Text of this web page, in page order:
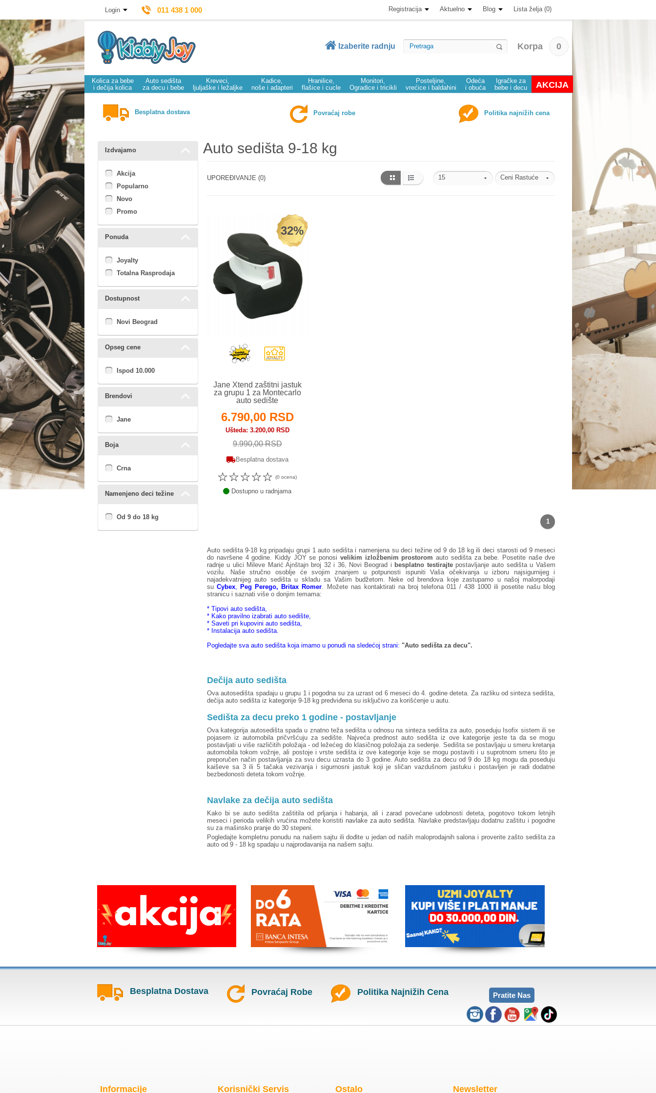
Login 011 438 1 000 Registracija Aktuelno Blog Lista želja (0)
Izaberite radnju Korpa 0
Kolica za bebe
i dečija kolica
Auto sedišta
za decu i bebe
Kreveci,
ljuljaške i ležaljke
Kadice,
noše i adapteri
Hranilice,
flašice i cucle
Monitori,
Ogradice i tricikli
Posteljine,
vrećice i baldahini
Odeća
i obuća
Igračke za
bebe i decu
AKCIJA
Besplatna dostava Povraćaj robe Politika najnižih cena
Izdvajamo
Akcija
Popularno
Novo
Promo
Ponuda
Joyalty
Totalna Rasprodaja
Dostupnost
Novi Beograd
Opseg cene
Ispod 10.000
Brendovi
Jane
Boja
Crna
Namenjeno deci težine
Od 9 do 18 kg
Auto sedišta 9-18 kg
UPOREĐIVANJE (0)
32%
Jane Xtend zaštitni jastuk
za grupu 1 za Montecarlo
auto sedište
6.790,00 RSD
Ušteda 3.200,00 RSD
9.990,00 RSD
Besplatna dostava
☆
☆
☆
☆
☆ (0 ocena)
Dostupno u radnjama
1
Auto sedišta 9-18 kg pripadaju grupi 1 auto sedišta i namenjena su deci težine od 9 do 18 kg ili deci starosti od 9 meseci
do navršene 4 godine. Kiddy JOY se ponosi velikim izložbenim prostorom auto sedišta za bebe. Posetite naše dve
radnje u ulici Mileve Marić Ajnštajn broj 32 i 36, Novi Beograd i besplatno testirajtepostavljanje auto sedišta u Vašem
vozilu. Naše stručno osoblje će svojim znanjem u potpunosti ispuniti Vaša očekivanja u izboru najsigurnijeg i
najadekvatnijeg auto sedišta u skladu sa Vašim budžetom. Neke od brendova koje zastupamo u našoj malorpodaji
suCybex ,Peg Perego,Britax Romer . Možete nas kontaktirati na broj telefona 011 / 438 1000 ili posetite našu blog
stranicu i saznati više o donjim temama:
*Tipovi auto sedišta
* Kako pravilno izabrati auto sedište
*Saveti pri kupovini auto sedišta
* Instalacija auto sedišta
Pogledajte sva auto sedišta koja imamo u ponudi na sledećoj strani: "Auto sedišta za decu".
Dečija auto sedišta
Ova autosedišta spadaju u grupu 1 i pogodna su za uzrast od 6 meseci do 4. godine deteta. Za razliku od sinteza sedišta,
dečija auto sedišta iz kategorije 9-18 kg predviđena su isključivo za korišćenje u autu.
Sedišta za decu preko 1 godine - postavljanje
Ova kategorija autosedišta spada u znatno teža sedišta u odnosu na sinteza sedišta za auto, poseduju Isofix sistem ili se
pojasem iz automobila pričvršćuju za sedište. Najveća prednost auto sedišta iz ove kategorije jeste ta da se mogu
postavljati u više različitih položaja - od ležećeg do klasičnog položaja za sedenje. Sedišta se postavljaju u smeru kretanja
automobila tokom vožnje, ali postoje i vrste sedišta iz ove kategorije koje se mogu postaviti i u suprotnom smeru što je
preporučen način postavljanja za svu decu uzrasta do 3 godine. Auto sedišta za decu od 9 do 18 kg mogu da poseduju
kaiševe sa 3 ili 5 tačaka vezivanja i sigurnosni jastuk koji je sličan vazdušnom jastuku i postavljen je radi dodatne
bezbedonosti deteta tokom vožnje.
Navlake za dečija auto sedišta
Kako bi se auto sedišta zaštitila od prljanja i habanja, ali i zarad povećane udobnosti deteta, pogotovo tokom letnjih
meseci i perioda velikih vrućina možete koristiti navlake za auto sedišta . Navlake predstavljaju dodatnu zaštitu i pogodne
su za mašinsko pranje do 30 stepeni.
Pogledajte kompletnu ponudu na našem sajtu ili dođite u jedan od naših maloprodajnih salona i proverite zašto sedišta za
auto od 9 - 18 kg spadaju u najprodavanija na našem sajtu.
Besplatna Dostava Povraćaj Robe Politika Najnižih Cena Pratite Nas
Informacije Korisnički Servis Ostalo Newsletter